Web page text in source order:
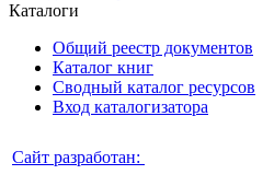
Каталоги
Общий реестр документов
Каталог книг
Сводный каталог ресурсов
Вход каталогизатора
Сайт разработан: